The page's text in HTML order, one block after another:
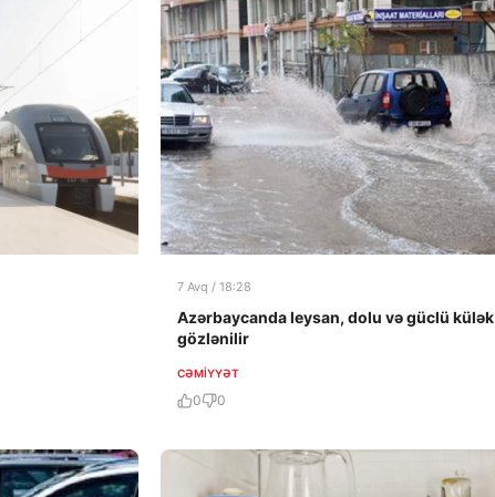
7 Avq / 18:28
Azərbaycanda leysan, dolu və güclü külək
gözlənilir
CƏMIYYƏT
0 0